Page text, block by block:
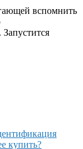
вспомнить
купить?